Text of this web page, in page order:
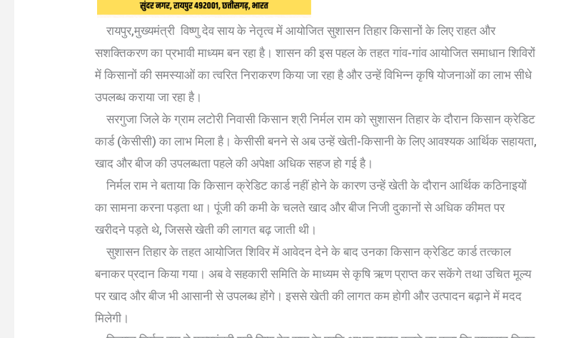
रायपुर,मुख्यमंत्री विष्णु देव साय के नेतृत्व में आयोजित सुशासन तिहार किसानों के लिए राहत और
सशक्तिकरण का प्रभावी माध्यम बन रहा है। शासन की इस पहल के तहत गांव-गांव आयोजित समाधान शिविरों
में किसानों की समस्याओं का त्वरित निराकरण किया जा रहा है और उन्हें विभिन्न कृषि योजनाओं का लाभ सीधे
उपलब्ध कराया जा रहा है।
सरगुजा जिले के ग्राम लटोरी निवासी किसान श्री निर्मल राम को सुशासन तिहार के दौरान किसान क्रेडिट
कार्ड (केसीसी) का लाभ मिला है। केसीसी बनने से अब उन्हें खेती-किसानी के लिए आवश्यक आर्थिक सहायता,
खाद और बीज की उपलब्धता पहले की अपेक्षा अधिक सहज हो गई है।
निर्मल राम ने बताया कि किसान क्रेडिट कार्ड नहीं होने के कारण उन्हें खेती के दौरान आर्थिक कठिनाइयों
का सामना करना पड़ता था। पूंजी की कमी के चलते खाद और बीज निजी दुकानों से अधिक कीमत पर
खरीदने पड़ते थे, जिससे खेती की लागत बढ़ जाती थी।
सुशासन तिहार के तहत आयोजित शिविर में आवेदन देने के बाद उनका किसान क्रेडिट कार्ड तत्काल
बनाकर प्रदान किया गया। अब वे सहकारी समिति के माध्यम से कृषि ऋण प्राप्त कर सकेंगे तथा उचित मूल्य
पर खाद और बीज भी आसानी से उपलब्ध होंगे। इससे खेती की लागत कम होगी और उत्पादन बढ़ाने में मदद
मिलेगी।